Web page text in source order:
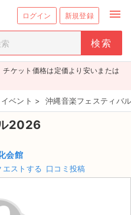
ログイン 新規登録 menu
ケット価格は定価より安いまたは
ベント > 沖縄音楽フェスティバ
2026
会館
エストする 口コミ投稿